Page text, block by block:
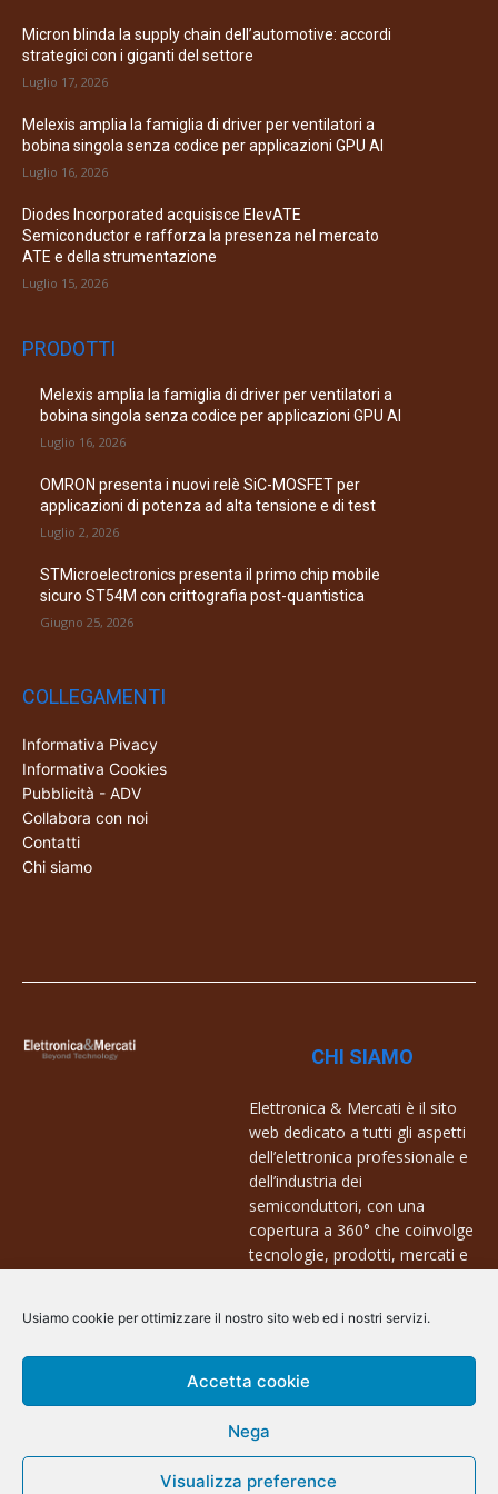
Usiamo cookie per ottimizzare il nostro sito web ed i nostri servizi.
Accetta cookie
Nega
Visualizza preference
Micron blinda la supply chain dell’automotive: accordi
strategici con i giganti del settore
Luglio 17, 2026
Melexis amplia la famiglia di driver per ventilatori a
bobina singola senza codice per applicazioni GPU AI
Luglio 16, 2026
Diodes Incorporated acquisisce ElevATE
Semiconductor e rafforza la presenza nel mercato
ATE e della strumentazione
Luglio 15, 2026
PRODOTTI
Melexis amplia la famiglia di driver per ventilatori a
bobina singola senza codice per applicazioni GPU AI
Luglio 16, 2026
OMRON presenta i nuovi relè SiC-MOSFET per
applicazioni di potenza ad alta tensione e di test
Luglio 2, 2026
STMicroelectronics presenta il primo chip mobile
sicuro ST54M con crittografia post-quantistica
Giugno 25, 2026
COLLEGAMENTI
Informativa Pivacy
Informativa Cookies
Pubblicità - ADV
Collabora con noi
Contatti
Chi siamo
CHI SIAMO
Elettronica & Mercati è il sito
web dedicato a tutti gli aspetti
dell’elettronica professionale e
dell’industria dei
semiconduttori, con una
copertura a 360° che coinvolge
tecnologie, prodotti, mercati e
Contatti:
info@arscommunication.it
@ArsCommunication 2023